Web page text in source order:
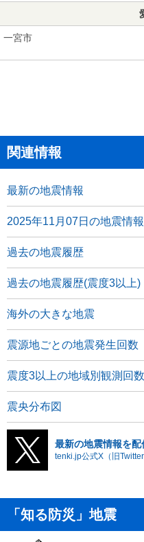
一宮市
関連情報
最新の地震情報
2025年11月07日の地震情報
過去の地震履歴
過去の地震履歴(震度3以上)
海外の大きな地震
震源地ごとの地震発生回数
震度3以上の地域別観測回数
震央分布図
最新の地震情報を配
tenki.jp公式X（旧
「知る防災」地震